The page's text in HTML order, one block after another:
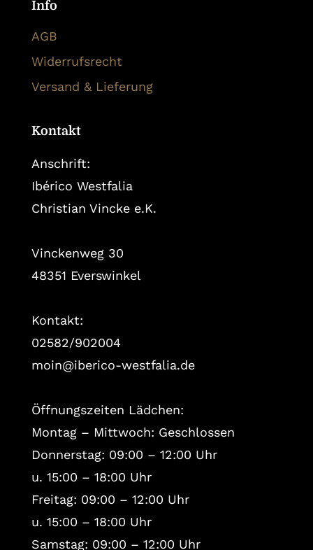
Info
AGB
Widerrufsrecht
Versand & Lieferung
Kontakt
Anschrift:
Ibérico Westfalia
Christian Vincke e.K.
Vinckenweg 30
48351 Everswinkel
Kontakt:
02582/902004
moin@iberico-westfalia.de
Öffnungszeiten Lädchen:
Montag – Mittwoch: Geschlossen
Donnerstag: 09:00 – 12:00 Uhr
u. 15:00 – 18:00 Uhr
Freitag: 09:00 – 12:00 Uhr
u. 15:00 – 18:00 Uhr
Samstag: 09:00 – 12:00 Uhr